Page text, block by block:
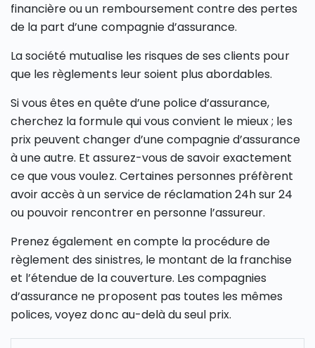
financière ou un remboursement contre des pertes
de la part d’une compagnie d’assurance.
La société mutualise les risques de ses clients pour
que les règlements leur soient plus abordables.
Si vous êtes en quête d’une police d’assurance,
cherchez la formule qui vous convient le mieux ; les
prix peuvent changer d’une compagnie d’assurance
à une autre. Et assurez-vous de savoir exactement
ce que vous voulez. Certaines personnes préfèrent
avoir accès à un service de réclamation 24h sur 24
ou pouvoir rencontrer en personne l’assureur.
Prenez également en compte la procédure de
règlement des sinistres, le montant de la franchise
et l’étendue de la couverture. Les compagnies
d’assurance ne proposent pas toutes les mêmes
polices, voyez donc au-delà du seul prix.